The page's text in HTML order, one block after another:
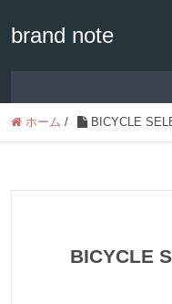
brand note
ホーム / BICYCLE
BICYCLE